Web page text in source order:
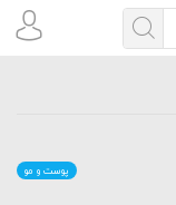
پوست و مو